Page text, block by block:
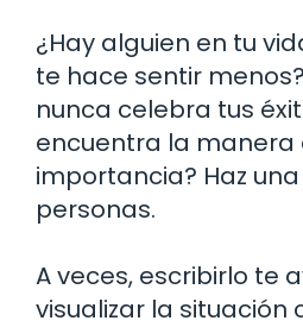
¿Hay alguien en tu
te hace sentir
nunca celebra tus
encuentra la manera
importancia? Haz
personas.
A veces, escribirlo te
visualizar la situación